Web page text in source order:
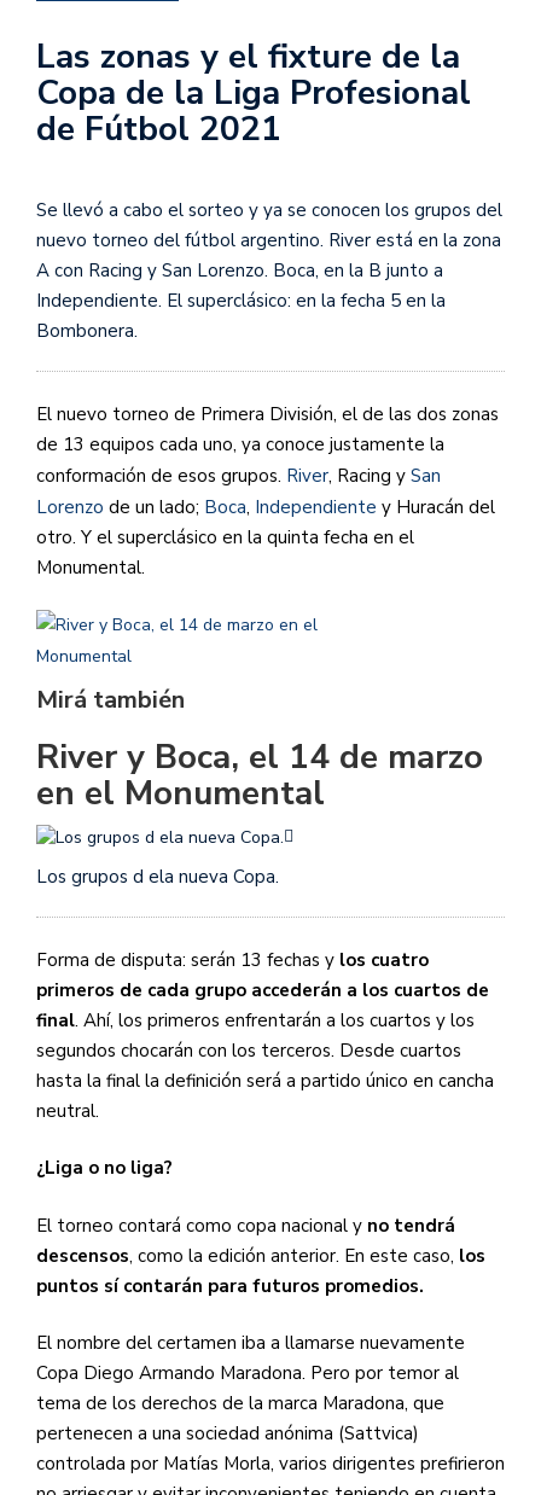
Las zonas y el fixture de la
Copa de la Liga Profesional
de Fútbol 2021
Se llevó a cabo el sorteo y ya se conocen los grupos del
nuevo torneo del fútbol argentino. River está en la zona
A con Racing y San Lorenzo. Boca, en la B junto a
Independiente. El superclásico: en la fecha 5 en la
Bombonera.
El nuevo torneo de Primera División, el de las dos zonas
de 13 equipos cada uno, ya conoce justamente la
conformación de esos grupos. River, Racing y San
Lorenzo de un lado; Boca, Independiente y Huracán del
otro. Y el superclásico en la quinta fecha en el
Monumental.
Mirá también
River y Boca, el 14 de marzo
en el Monumental
Los grupos d ela nueva Copa.
Forma de disputa: serán 13 fechas y los cuatro
primeros de cada grupo accederán a los cuartos de
final. Ahí, los primeros enfrentarán a los cuartos y los
segundos chocarán con los terceros. Desde cuartos
hasta la final la definición será a partido único en cancha
neutral.
¿Liga o no liga?
El torneo contará como copa nacional y no tendrá
descensos, como la edición anterior. En este caso, los
puntos sí contarán para futuros promedios.
El nombre del certamen iba a llamarse nuevamente
Copa Diego Armando Maradona. Pero por temor al
tema de los derechos de la marca Maradona, que
pertenecen a una sociedad anónima (Sattvica)
controlada por Matías Morla, varios dirigentes prefirieron